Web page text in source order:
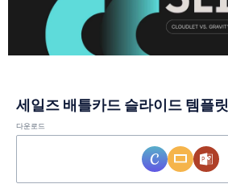
세일즈 배틀카드 슬라이드 템플릿
다운로드